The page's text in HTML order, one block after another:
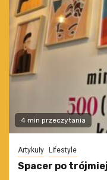
4 min przeczytania
Artykuły Lifestyle
Spacer po